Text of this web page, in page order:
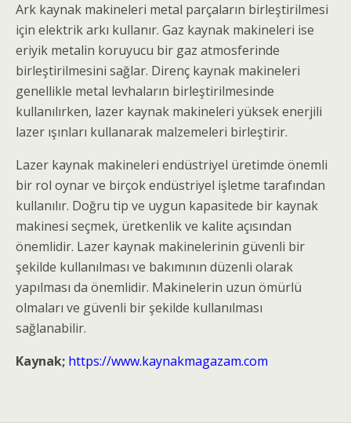
Ark kaynak makineleri metal parçaların birleştirilmesi
için elektrik arkı kullanır. Gaz kaynak makineleri ise
eriyik metalin koruyucu bir gaz atmosferinde
birleştirilmesini sağlar. Direnç kaynak makineleri
genellikle metal levhaların birleştirilmesinde
kullanılırken, lazer kaynak makineleri yüksek enerjili
lazer ışınları kullanarak malzemeleri birleştirir.
Lazer kaynak makineleri endüstriyel üretimde önemli
bir rol oynar ve birçok endüstriyel işletme tarafından
kullanılır. Doğru tip ve uygun kapasitede bir kaynak
makinesi seçmek, üretkenlik ve kalite açısından
önemlidir. Lazer kaynak makinelerinin güvenli bir
şekilde kullanılması ve bakımının düzenli olarak
yapılması da önemlidir. Makinelerin uzun ömürlü
olmaları ve güvenli bir şekilde kullanılması
sağlanabilir.
Kaynak; https://www.kaynakmagazam.com